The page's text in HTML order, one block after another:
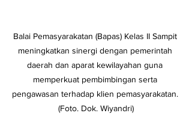
Balai Pemasyarakatan (Bapas) Kelas II Sampit
meningkatkan sinergi dengan pemerintah
daerah dan aparat kewilayahan guna
memperkuat pembimbingan serta
pengawasan terhadap klien pemasyarakatan.
(Foto. Dok. Wiyandri)